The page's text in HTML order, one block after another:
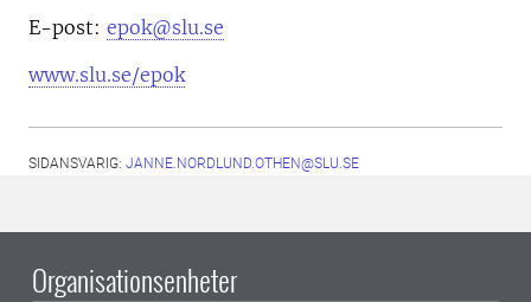
E-post: epok@slu.se
www.slu.se/epok
SIDANSVARIG: JANNE.NORDLUND.OTHEN@SLU.SE
Organisationsenheter